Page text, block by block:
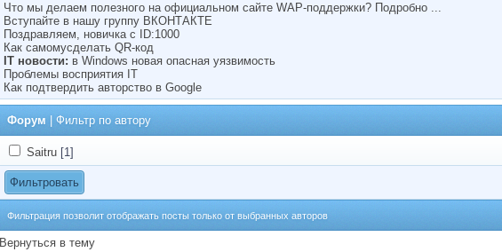
Что мы делаем полезного на официальном сайте WAP-поддержки? Подробно ...
Вступайте в нашу группу ВКОНТАКТЕ
Поздравляем, новичка с ID:1000
Как самомусделать QR-код
IT новости: в Windows новая опасная уязвимость
Проблемы восприятия IT
Как подтвердить авторство в Google
Форум | Фильтр по автору
Saitru [1]
Фильтрация позволит отображать посты только от выбранных авторов
Вернуться в тему